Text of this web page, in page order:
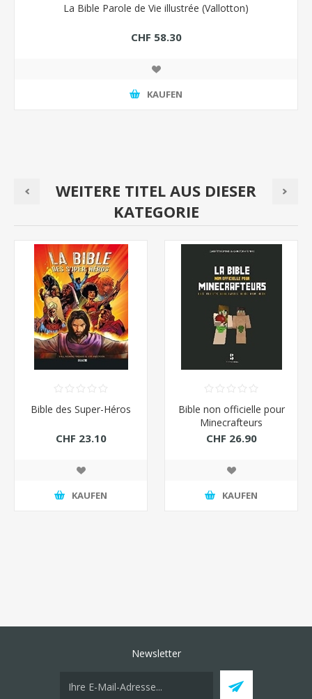
La Bible Parole de Vie illustrée (Vallotton)
CHF 58.30
KAUFEN
WEITERE TITEL AUS DIESER
KATEGORIE
Bible des Super-Héros
CHF 23.10
KAUFEN
Bible non officielle pour
Minecrafteurs
CHF 26.90
KAUFEN
Newsletter